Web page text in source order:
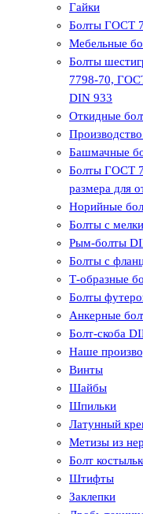
Гайки
Болты ГОСТ
Мебельные
Болты
7798-70,
DIN 933
Откидные
Башмачные
Болты ГОСТ
размера для
Норийные
Болты с
Рым-болты
Болты с
Т-образные
Болты
Анкерные
Болт-скоба
Наше
Винты
Шайбы
Шпильки
Латунный
Метизы из
Болт
Штифты
Заклепки